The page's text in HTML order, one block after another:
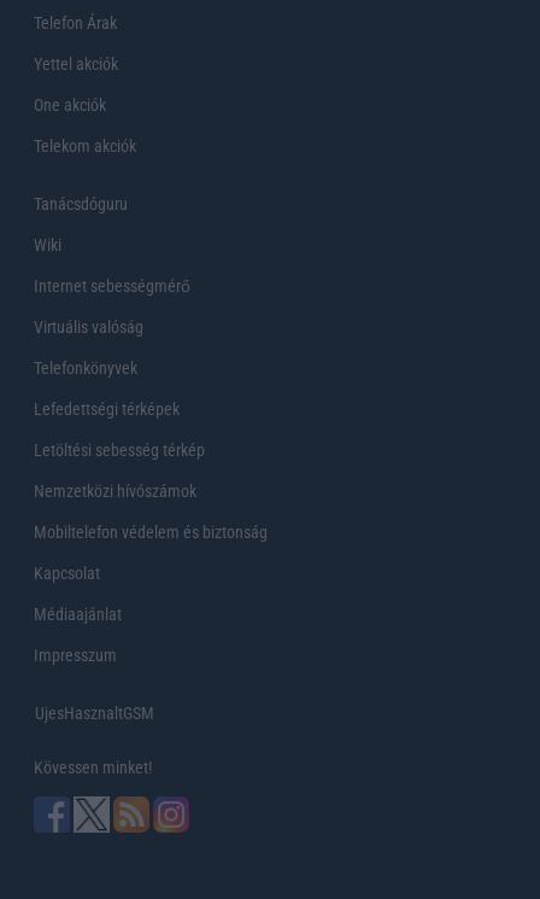
Telefon Árak
Yettel akciók
One akciók
Telekom akciók
Tanácsdóguru
Wiki
Internet sebességmérő
Virtuális valóság
Telefonkönyvek
Lefedettségi térképek
Letöltési sebesség térkép
Nemzetközi hívószámok
Mobiltelefon védelem és biztonság
Kapcsolat
Médiaajánlat
Impresszum
UjesHasznaltGSM
Kövessen minket!